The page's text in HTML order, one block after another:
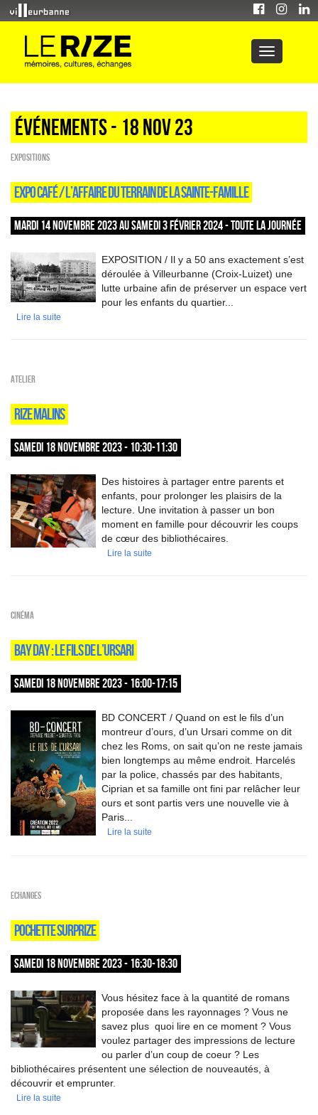
Événements - 18 Nov 23
EXPOSITIONS
EXPO CAFÉ / L’AFFAIRE DU TERRAIN DE LA SAINTE-FAMILLE
MARDI 14 NOVEMBRE 2023 AU SAMEDI 3 FÉVRIER 2024 - TOUTE LA JOURNÉE
EXPOSITION / Il y a 50 ans exactement s’est
déroulée à Villeurbanne (Croix-Luizet) une
lutte urbaine afin de préserver un espace vert
pour les enfants du quartier...
Lire la suite
Atelier
RIZE MALINS
SAMEDI 18 NOVEMBRE 2023 - 10:30-11:30
Des histoires à partager entre parents et
enfants, pour prolonger les plaisirs de la
lecture. Une invitation à passer un bon
moment en famille pour découvrir les coups
de cœur des bibliothécaires.
Lire la suite
Cinéma
BAY DAY : LE FILS DE L’URSARI
SAMEDI 18 NOVEMBRE 2023 - 16:00-17:15
BD CONCERT / Quand on est le fils d’un
montreur d’ours, d’un Ursari comme on dit
chez les Roms, on sait qu’on ne reste jamais
bien longtemps au même endroit. Harcelés
par la police, chassés par des habitants,
Ciprian et sa famille ont fini par relâcher leur
ours et sont partis vers une nouvelle vie à
Paris...
Lire la suite
ECHANGES
POCHETTE SURPRIZE
SAMEDI 18 NOVEMBRE 2023 - 16:30-18:30
Vous hésitez face à la quantité de romans
proposée dans les rayonnages ? Vous ne
savez plus quoi lire en ce moment ? Vous
voulez partager des impressions de lecture
ou parler d’un coup de coeur ? Les
bibliothécaires présentent une sélection de nouveautés, à
découvrir et emprunter.
Lire la suite